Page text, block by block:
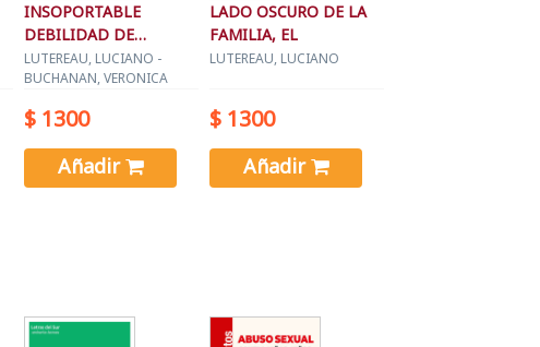
INSOPORTABLE
DEBILIDAD DE
EXISTIR, LA
LUTEREAU, LUCIANO -
BUCHANAN, VERONICA
$ 1300
Añadir
LADO OSCURO DE LA
FAMILIA, EL
LUTEREAU, LUCIANO
$ 1300
Añadir